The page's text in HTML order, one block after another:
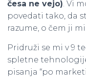
česa ne vejo). Vi
povedati tako, da
razume, o čem ji
Pridruži se mi v 9
spletne
pisanja “po